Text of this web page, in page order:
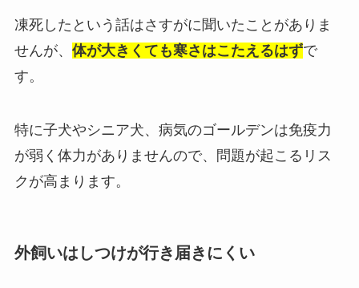
凍死したという話はさすがに聞いたことがありま
せんが、 体が大きくても寒さはこたえるはずで
す。
特に子犬やシニア犬、病気のゴールデンは免疫力
が弱く体力がありませんので、問題が起こるリス
クが高まります。
外飼いはしつけが行き届きにくい